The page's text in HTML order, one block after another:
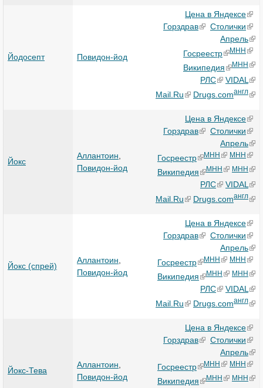
Йодосепт Повидон-йод
Цена в Яндексе
Горздрав
Столички
Апрель
Госреестр
МНН
Википедия МНН
РЛС
VIDAL
Mail.Ru
Drugs.comангл
Йокс
Аллантоин
Повидон-йод
Цена в Яндексе
Горздрав
Столички
Апрель
Госреестр
МНН МНН
Википедия МНН МНН
РЛС
VIDAL
Mail.Ru
Drugs.comангл
Йокс (спрей)
Аллантоин
Повидон-йод
Цена в Яндексе
Горздрав
Столички
Апрель
Госреестр
МНН МНН
Википедия МНН МНН
РЛС
VIDAL
Mail.Ru
Drugs.comангл
Йокс-Тева
Аллантоин
Повидон-йод
Цена в Яндексе
Горздрав
Столички
Апрель
Госреестр
МНН МНН
Википедия МНН МНН